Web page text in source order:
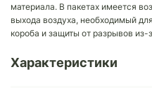
материала. В пакетах имеется
выхода воздуха, необходимый
короба и защиты от разрывов из-
Характеристики